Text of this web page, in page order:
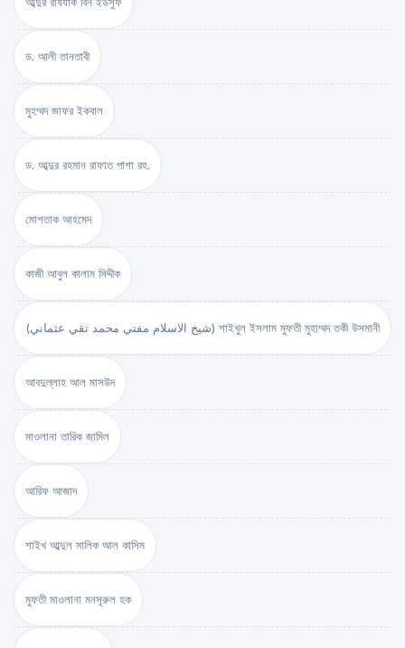
ড. আলী তানতাবী
মুহম্মদ জাফর ইকবাল
ড. আব্দুর রহমান রাফাত পাশা রহ.
মোশতাক আহমেদ
কাজী আবুল কালাম সিদ্দীক
(شيخ الاسلام مفتي محمد تقي عثماني) শাইখুল ইসলাম মুফতী মুহাম্মদ তকী উসমানী
আবদুল্লাহ আল মাসউদ
মাওলানা তারিক জামিল
আরিফ আজাদ
শাইখ আব্দুল মালিক আল কাসিম
মুফতী মাওলানা মনসূরুল হক